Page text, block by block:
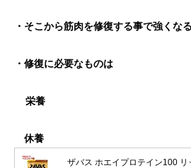
・そこから筋肉を修復する事で強くなる
・修復に必要なものは
栄養
休養
ザバス ホエイプロテイン100